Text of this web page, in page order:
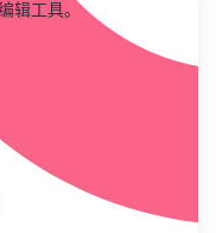
辑工具。